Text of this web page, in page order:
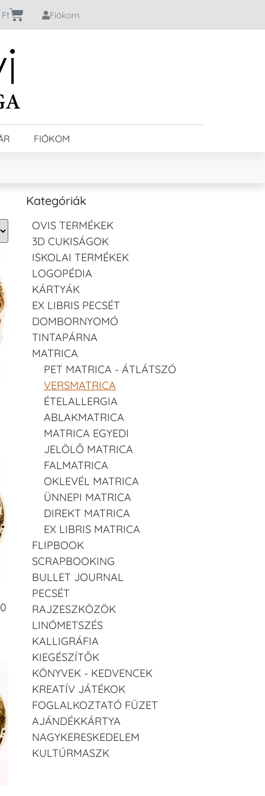
Ft Fiókom
FIÓKOM
Kategóriák
OVIS TERMÉKEK
3D CUKISÁGOK
ISKOLAI TERMÉKEK
LOGOPÉDIA
KÁRTYÁK
EX LIBRIS PECSÉT
DOMBORNYOMÓ
TINTAPÁRNA
MATRICA
PET MATRICA - ÁTLÁTSZÓ
VERSMATRICA
ÉTELALLERGIA
ABLAKMATRICA
MATRICA EGYEDI
JELÖLŐ MATRICA
FALMATRICA
OKLEVÉL MATRICA
ÜNNEPI MATRICA
DIREKT MATRICA
EX LIBRIS MATRICA
FLIPBOOK
SCRAPBOOKING
BULLET JOURNAL
PECSÉT
RAJZESZKÖZÖK
LINÓMETSZÉS
KALLIGRÁFIA
KIEGÉSZÍTŐK
KÖNYVEK - KEDVENCEK
KREATÍV JÁTÉKOK
FOGLALKOZTATÓ FÜZET
AJÁNDÉKKÁRTYA
NAGYKERESKEDELEM
KULTÚRMASZK